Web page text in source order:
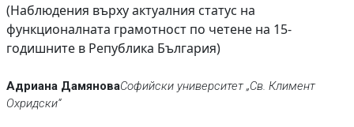
(Наблюдения върху актуалния статус на
функционалната грамотност по четене на 15-
годишните в Република България)
Адриана ДамяноваСофийски университет „Св. Климент
Охридски“